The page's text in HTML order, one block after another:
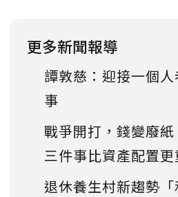
更多新聞報導
譚敦慈：迎接一個
事
戰爭開打，錢變廢
三件事比資產配置更
退休養生村新趨勢